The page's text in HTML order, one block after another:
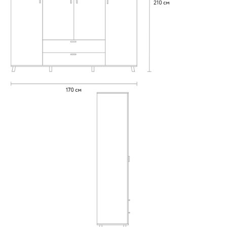
(42,5+85+42,5))
Вид направляющих
Вид петель